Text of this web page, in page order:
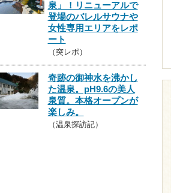
泉」！リニューアルで
登場のバレルサウナや
女性専用エリアをレポ
ート
（突レポ）
奇跡の御神水を沸かし
た温泉。pH9.6の美人
泉質。本格オープンが
楽しみ。
（温泉探訪記）